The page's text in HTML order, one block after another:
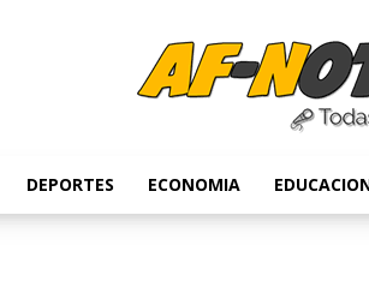
DEPORTES ECONOMIA